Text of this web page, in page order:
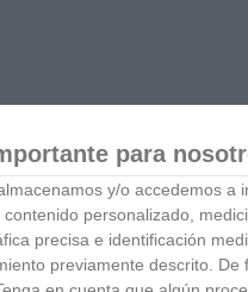
para
y/o accedemos a
personalizado,
precisa e identificación
previamente descrito.